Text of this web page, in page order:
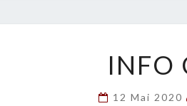
INFO
12 Mai 2020